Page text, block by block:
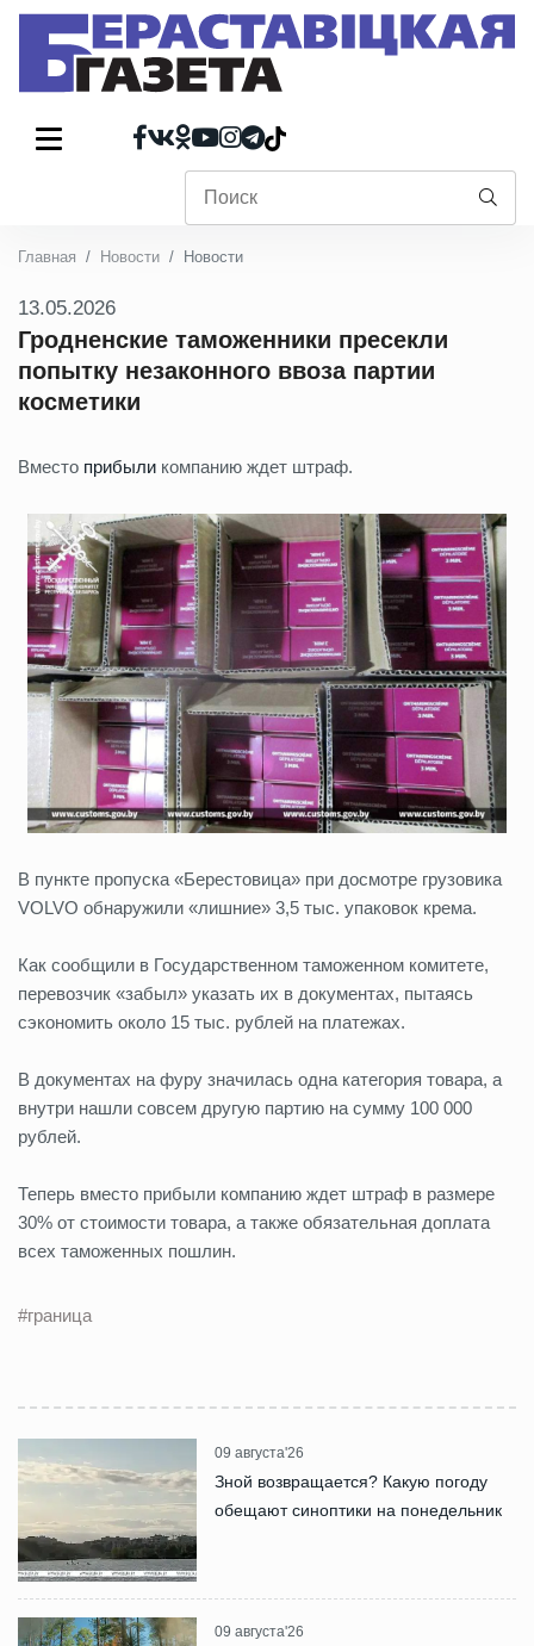
Главная Новости Новости
13.05.2026
Гродненские таможенники пресекли
попытку незаконного ввоза партии
косметики
Вместо прибыли компанию ждет штраф.
В пункте пропуска «Берестовица» при досмотре грузовика
VOLVO обнаружили «лишние» 3,5 тыс. упаковок крема.
Как сообщили в Государственном таможенном комитете,
перевозчик «забыл» указать их в документах, пытаясь
сэкономить около 15 тыс. рублей на платежах.
В документах на фуру значилась одна категория товара, а
внутри нашли совсем другую партию на сумму 100 000
рублей.
Теперь вместо прибыли компанию ждет штраф в размере
30% от стоимости товара, а также обязательная доплата
всех таможенных пошлин.
#граница
09 августа'26
Зной возвращается? Какую погоду
обещают синоптики на понедельник
09 августа'26